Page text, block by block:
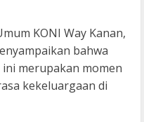
KONI Way Kanan,
bahwa
merupakan momen
kekeluargaan di